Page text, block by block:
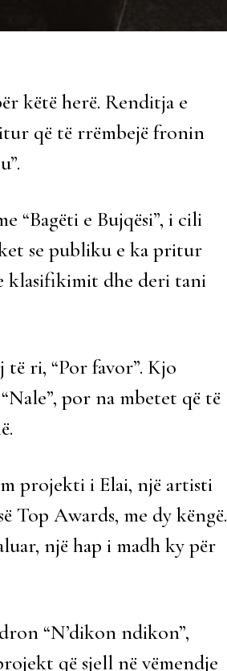
këtë herë. Renditja e
që të rrëmbejë fronin
“Bagëti e Bujqësi”, i cili
se publiku e ka pritur
klasifikimit dhe deri tani
ri, “Por favor”. Kjo
por na mbetet që të
projekti i Elai, një artisti
Top Awards, me dy këngë.
një hap i madh ky për
“N’dikon ndikon”,
që sjell në vëmendje